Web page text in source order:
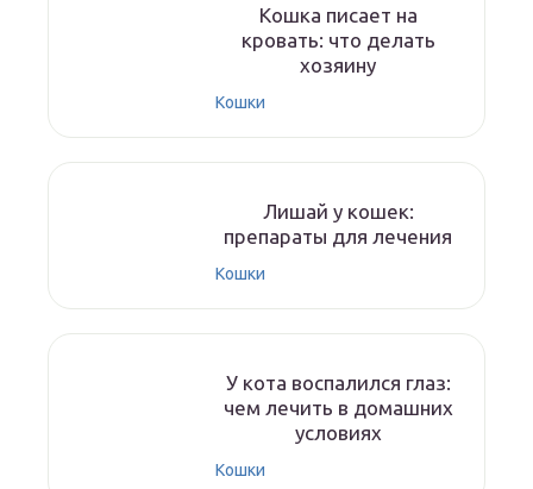
Кошка писает на
кровать: что делать
хозяину
Кошки
Лишай у кошек:
препараты для лечения
Кошки
У кота воспалился глаз:
чем лечить в домашних
условиях
Кошки